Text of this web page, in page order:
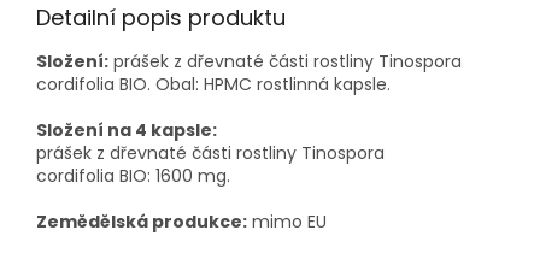
Detailní popis produktu
Složení: prášek z dřevnaté části rostliny Tinospora
cordifolia BIO. Obal: HPMC rostlinná kapsle.
Složení na 4 kapsle:
prášek z dřevnaté části rostliny Tinospora
cordifolia BIO: 1600 mg.
Zemědělská produkce: mimo EU